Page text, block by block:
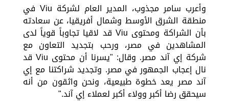
وأعرب سامر مجذوب، المدير العام لشركة Viu في
منطقة الشرق الأوسط وشمال أفريقيا، عن سعادته
بأن الشراكة ومحتوى Viu قد لاقيا تجاوباً قوياً لدى
المشاهدين في مصر، ورحب بتجديد التعاون مع
شركة إي آند مصر. وقال: "يسرنا أن محتوى Viu قد
نال إعجاب الجمهور في مصر. وتجديد شراكتنا مع إي
آند مصر يعد خطوة طبيعية، ونحن واثقون من أنه
سيحقق رضا أكبر وولاء أكبر لعملاء إي آند."